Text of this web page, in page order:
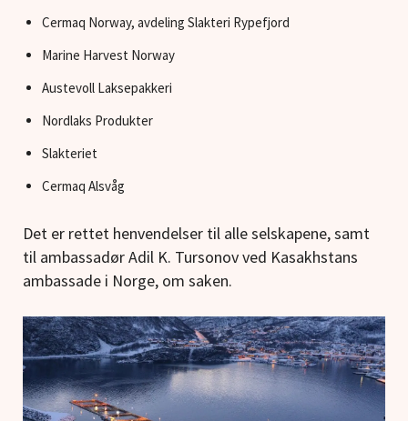
Cermaq Norway, avdeling Slakteri Rypefjord
Marine Harvest Norway
Austevoll Laksepakkeri
Nordlaks Produkter
Slakteriet
Cermaq Alsvåg
Det er rettet henvendelser til alle selskapene, samt
til ambassadør Adil K. Tursonov ved Kasakhstans
ambassade i Norge, om saken.